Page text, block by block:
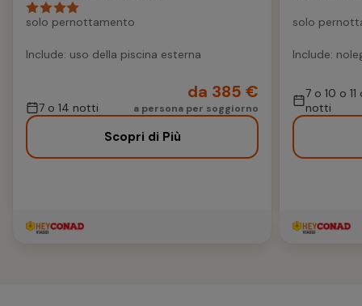
solo pernottamento
Include: uso della piscina esterna
7 o 14 notti
da 385 €
a persona per soggiorno
Scopri di Più
solo
Include:
7 o 10 o 11
notti